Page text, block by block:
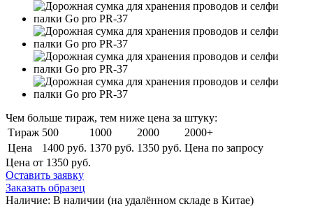
Чем больше тираж, тем ниже цена за штуку:
Тираж 500 1000 2000
2000+
Цена
1400 руб. 1370 руб. 1350 руб. Цена по запросу
Цена от 1350 руб.
Оставить заявку
Заказать образец
Наличие: В наличии (на удалённом складе в Китае)